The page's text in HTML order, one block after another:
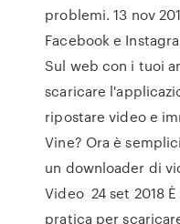
problemi. 13 nov
Facebook e
Sul web con i tuoi
scaricare
ripostare video e
Vine? Ora è
un downloader di
Video 24 set 2018
pratica per